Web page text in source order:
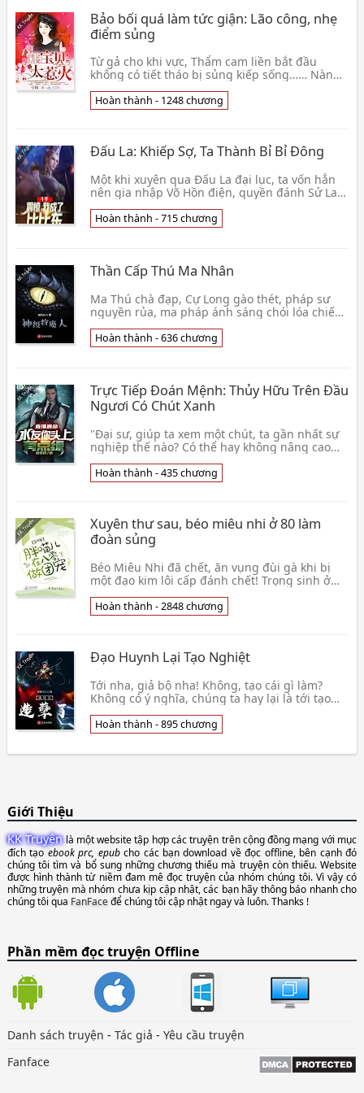
Bảo bối quá làm tức giận: Lão công, nhẹ
điểm sủng
Từ gả cho khi vực, Thẩm cam liền bắt đầu
không có tiết tháo bị sủng kiếp sống…… Nàng
nghe qua đẹp nhất một câu lời âu yếm chính
là: “Ngươi đ👦 Hề Yên
Hoàn thành - 1248 chương
Đấu La: Khiếp Sợ, Ta Thành Bỉ Bỉ Đông
Một khi xuyên qua Đấu La đại lục, ta vốn hẳn
nên gia nhập Võ Hồn điện, quyền đánh Sử Lai
Khắc, chân đá Ngọc Tiểu Cương, cưới Thiên
Nhận Tuyế👦 Tĩnh Mịch Khải Kỳ Lục
Hoàn thành - 715 chương
Thần Cấp Thú Ma Nhân
Ma Thú chà đạp, Cự Long gào thét, pháp sư
nguyền rủa, ma pháp ánh sáng chói lóa chiếu
rọi tri thức hải đăng! -----------------------------👦
Ẩn Ước Điểm
Hoàn thành - 636 chương
Trực Tiếp Đoán Mệnh: Thủy Hữu Trên Đầu
Ngươi Có Chút Xanh
"Đại sư, giúp ta xem một chút, ta gần nhất sự
nghiệp thế nào? Có thể hay không nâng cao
một bước." Một vị thành công nhân sĩ đắc chí
vừa lòn👦 Lăng Nhược Tỳ
Hoàn thành - 435 chương
Xuyên thư sau, béo miêu nhi ở 80 làm
đoàn sủng
Béo Miêu Nhi đã chết, ăn vụng đùi gà khi bị
một đạo kim lôi cấp đánh chết! Trọng sinh ở
mong đôi mắ👦 Tạp Tạp Er
Hoàn thành - 2848 chương
Đạo Huynh Lại Tạo Nghiệt
Tới nha, giả bộ nha! Không, tạo cái gì làm?
Không có ý nghĩa, chúng ta hay lại là tới tạo
m👦 Điềm Mật Trấp Nhi
Hoàn thành - 895 chương
Giới Thiệu
KK Truyệnlà một website tập hợp các truyện trên cộng đồng mạng với mục
đích tạoebook prc, epubcho các bạn download về đọc offline, bên cạnh đó
chúng tôi tìm và bổ sung những chương thiếu mà truyện còn thiếu. Website
được hình thành từ niềm đam mê đọc truyện của nhóm chúng tôi. Vì vậy có
những truyện mà nhóm chưa kịp cập nhật, các bạn hãy thông báo nhanh cho
chúng tôi qua FanFaceđể chúng tôi cập nhật ngay và luôn. Thanks !
Phần mềm đọc truyện Offline
Danh sách truyện - Tác giả - Yêu cầu truyện
Fanface